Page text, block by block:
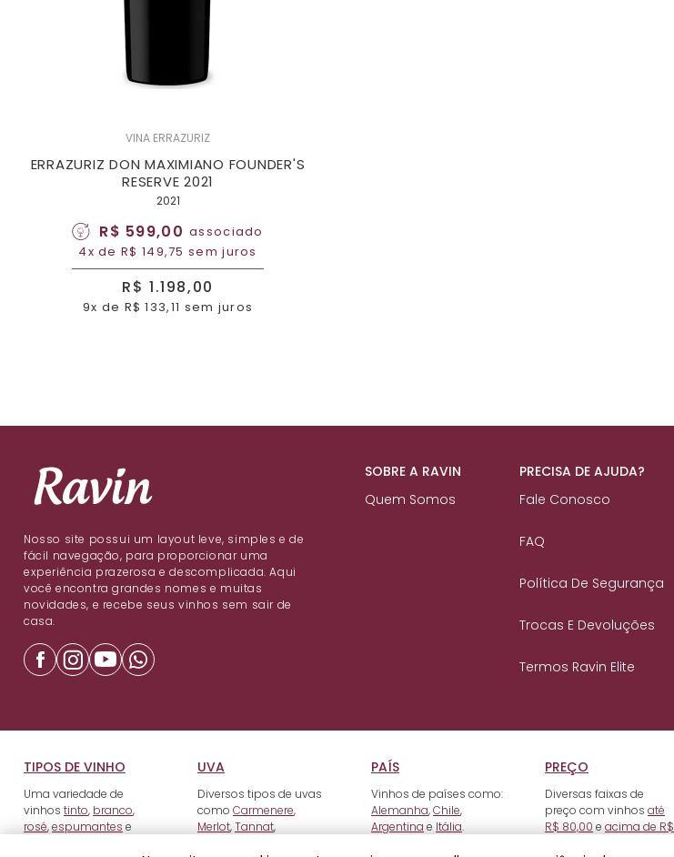
VINA ERRAZURIZ
ERRAZURIZ DON MAXIMIANO FOUNDER'S
RESERVE 2021
2021
R$ 599,00 associado
4x de R$ 149,75 sem juros
R$ 1.198,00
9x de R$ 133,11 sem juros
Nosso site possui um layout leve, simples e de
fácil navegação, para proporcionar uma
experiência prazerosa e descomplicada. Aqui
você encontra grandes nomes e muitas
novidades, e recebe seus vinhos sem sair de
casa.
SOBRE A RAVIN
Quem Somos
PRECISA DE AJUDA?
Fale Conosco
FAQ
Política De Segurança
Trocas E Devoluções
Termos Ravin Elite
TIPOS DE VINHO
Uma variedade de
vinhos tinto, branco,
rosé,espumantes e
UVA
Diversos tipos de uvas
como Carmenere,
Merlot,Tannat,
PAÍS
Vinhos de países como:
Alemanha,Chile,
Argentina e Itália.
PREÇO
Diversas faixas de
preço com vinhos até
R$ 80,00 e acima de R$